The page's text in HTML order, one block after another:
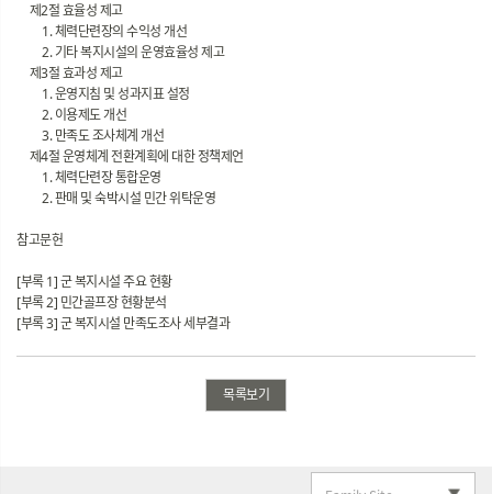
제2절 효율성 제고
1. 체력단련장의 수익성 개선
2. 기타 복지시설의 운영효율성 제고
제3절 효과성 제고
1. 운영지침 및 성과지표 설정
2. 이용제도 개선
3. 만족도 조사체계 개선
제4절 운영체계 전환계획에 대한 정책제언
1. 체력단련장 통합운영
2. 판매 및 숙박시설 민간 위탁운영
참고문헌
[부록 1] 군 복지시설 주요 현황
[부록 2] 민간골프장 현황분석
[부록 3] 군 복지시설 만족도조사 세부결과
목록보기